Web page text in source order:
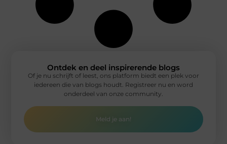
Ontdek en deel inspirerende blogs
Of je nu schrijft of leest, ons platform biedt een plek voor
iedereen die van blogs houdt. Registreer nu en word
onderdeel van onze community.
Meld je aan!